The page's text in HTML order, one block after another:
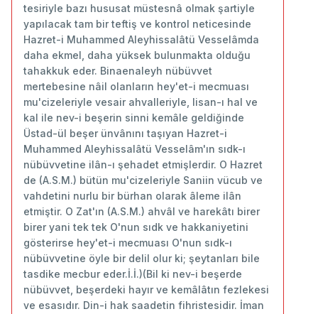
tesiriyle bazı hususat müstesnâ olmak şartiyle
yapılacak tam bir teftiş ve kontrol neticesinde
Hazret-i Muhammed Aleyhissalâtü Vesselâmda
daha ekmel, daha yüksek bulunmakta olduğu
tahakkuk eder. Binaenaleyh nübüvvet
mertebesine nâil olanların hey'et-i mecmuası
mu'cizeleriyle vesair ahvalleriyle, lisan-ı hal ve
kal ile nev-i beşerin sinni kemâle geldiğinde
Üstad-ül beşer ünvânını taşıyan Hazret-i
Muhammed Aleyhissalâtü Vesselâm'ın sıdk-ı
nübüvvetine ilân-ı şehadet etmişlerdir. O Hazret
de (A.S.M.) bütün mu'cizeleriyle Saniin vücub ve
vahdetini nurlu bir bürhan olarak âleme ilân
etmiştir. O Zat'ın (A.S.M.) ahvâl ve harekâtı birer
birer yani tek tek O'nun sıdk ve hakkaniyetini
gösterirse hey'et-i mecmuası O'nun sıdk-ı
nübüvvetine öyle bir delil olur ki; şeytanları bile
tasdike mecbur eder.İ.İ.)(Bil ki nev-i beşerde
nübüvvet, beşerdeki hayır ve kemâlâtın fezlekesi
ve esasıdır. Din-i hak saadetin fihristesidir. İman